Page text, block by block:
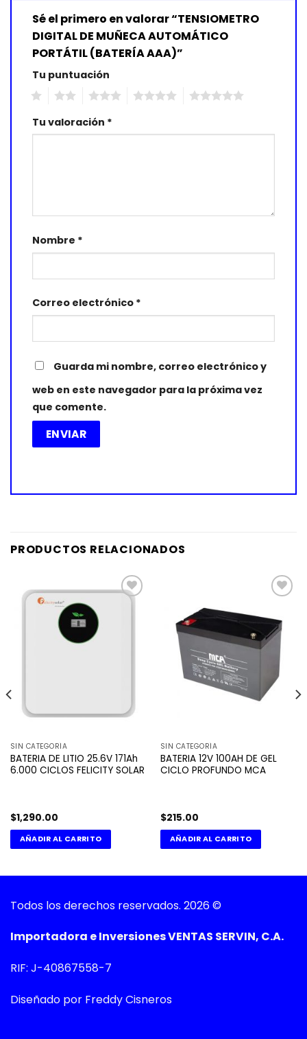
Sé el primero en valorar “TENSIOMETRO
DIGITAL DE MUÑECA AUTOMÁTICO
PORTÁTIL (BATERÍA AAA)”
Tu puntuación
Tu valoración *
Nombre *
Correo electrónico *
Guarda mi nombre, correo electrónico y
web en este navegador para la próxima vez
que comente.
PRODUCTOS RELACIONADOS
SIN CATEGORÍA
BATERIA DE LITIO 25.6V 171Ah
6.000 CICLOS FELICITY SOLAR
$1,290.00
AÑADIR AL CARRITO
a la
lista de
deseos
SIN CATEGORÍA
BATERIA 12V 100AH DE GEL
CICLO PROFUNDO MCA
$215.00
AÑADIR AL CARRITO
Todos los derechos reservados. 2026 ©
Importadora e Inversiones VENTAS SERVIN, C.A.
RIF: J-40867558-7
Diseñado por Freddy Cisneros